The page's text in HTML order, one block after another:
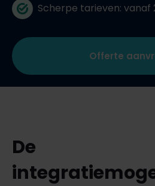
Scherpe tarieven: vanaf
Offerte
De